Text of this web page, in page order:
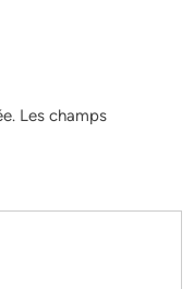
Les champs